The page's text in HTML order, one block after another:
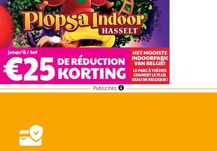
Publicités